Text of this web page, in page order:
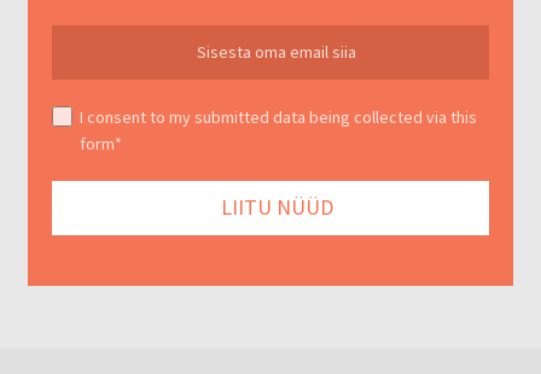
I consent to my submitted data being collected via this
form*